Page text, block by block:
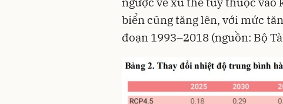
biển cũng tăng lên, với mức
đoạn 1993–2018 (nguồn: Bộ